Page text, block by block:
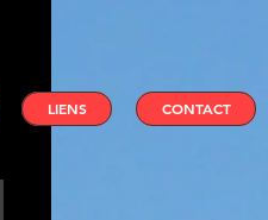
LIENS CONTACT